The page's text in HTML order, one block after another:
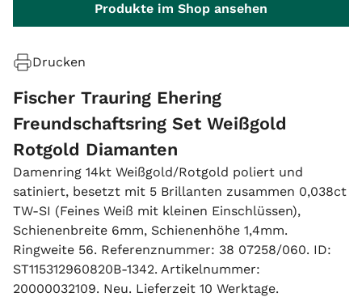
Produkte im Shop ansehen
Drucken
Fischer Trauring Ehering
Freundschaftsring Set Weißgold
Rotgold Diamanten
Damenring 14kt Weißgold/Rotgold poliert und
satiniert, besetzt mit 5 Brillanten zusammen 0,038ct
TW-SI (Feines Weiß mit kleinen Einschlüssen),
Schienenbreite 6mm, Schienenhöhe 1,4mm.
Ringweite 56. Referenznummer: 38 07258/060. ID:
ST115312960820B-1342. Artikelnummer:
20000032109. Neu. Lieferzeit 10 Werktage.